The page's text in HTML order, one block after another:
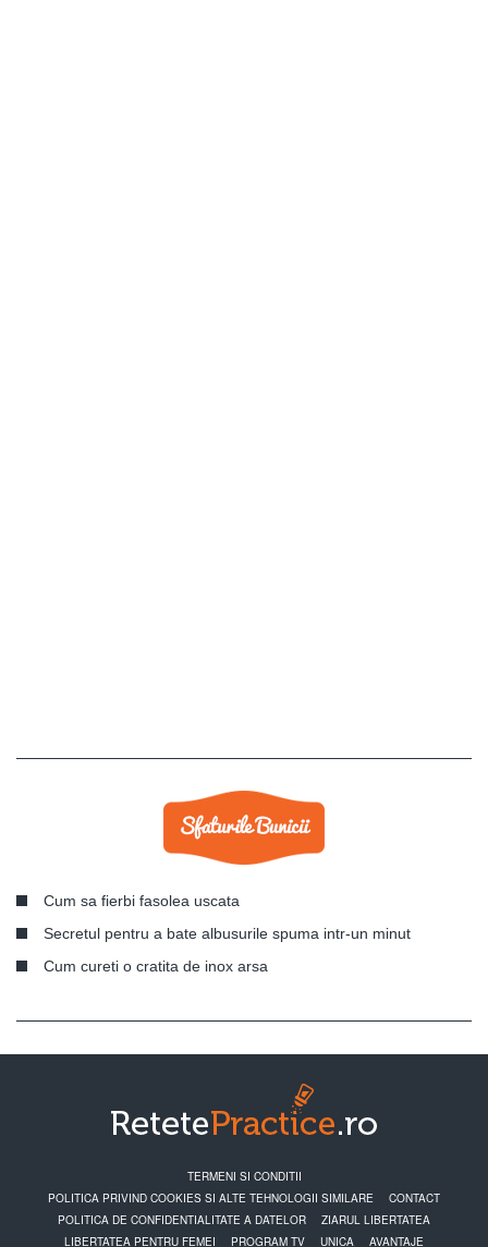
Cum sa fierbi fasolea uscata
Secretul pentru a bate albusurile spuma intr-un minut
Cum cureti o cratita de inox arsa
TERMENI SI CONDITII
POLITICA PRIVIND COOKIES SI ALTE TEHNOLOGII SIMILARE
CONTACT
POLITICA DE CONFIDENTIALITATE A DATELOR
ZIARUL LIBERTATEA
LIBERTATEA PENTRU FEMEI
PROGRAM TV UNICA AVANTAJE